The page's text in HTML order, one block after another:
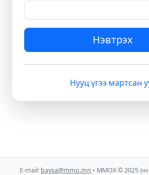
Нэвтрэх
Нууц үгээ мартсан
E-mail: baysa@mmo.mn • ММОХ © 2025